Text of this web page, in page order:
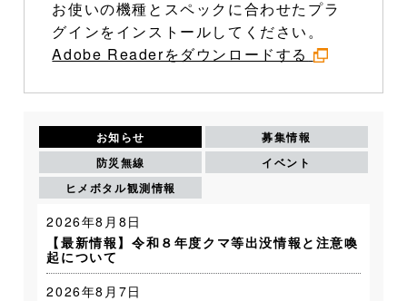
お使いの機種とスペックに合わせたプラ
グインをインストールしてください。
Adobe Readerをダウンロードする
お知らせ
募集情報
防災無線
イベント
ヒメボタル観測情報
2026年8月8日
【最新情報】令和８年度クマ等出没情報と注意喚
起について
2026年8月7日